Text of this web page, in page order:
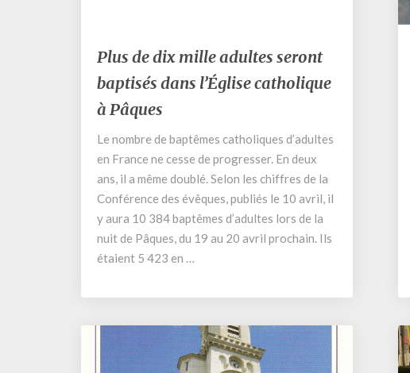
Plus
de
dix
mille
adultes
seront
baptisés
l’Église
catholique
à
Pâques
Plus de dix mille adultes seront
baptisés dans l’Église catholique
à Pâques
Le nombre de baptêmes catholiques d’adultes
en France ne cesse de progresser. En deux
ans, il a même doublé. Selon les chiffres de la
Conférence des évêques, publiés le 10 avril, il
y aura 10 384 baptêmes d’adultes lors de la
nuit de Pâques, du 19 au 20 avril prochain. Ils
étaient 5 423 en …